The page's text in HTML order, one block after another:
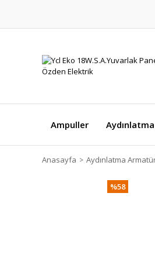
Ampuller
Anasayfa Aydınlatma
%58